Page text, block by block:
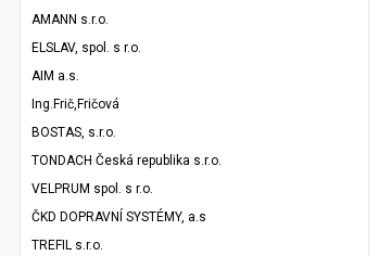
AMANN s.r.o.
ELSLAV, spol. s r.o.
AIM a.s.
Ing.Frič,Fričová
BOSTAS, s.r.o.
TONDACH Česká republika s.r.o.
VELPRUM spol. s r.o.
ČKD DOPRAVNÍ SYSTÉMY, a.s
TREFIL s.r.o.